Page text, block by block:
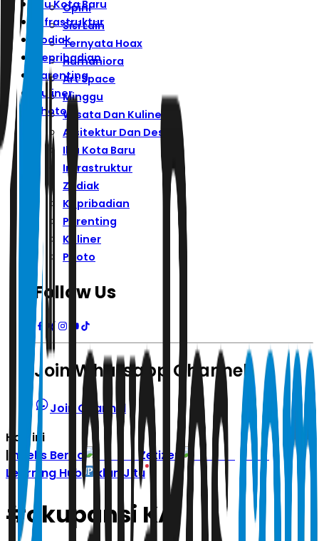
Ibu Kota Baru
Infrastruktur
Zodiak
Kepribadian
Parenting
Kuliner
Photo
Opini
Sisi Lain
Ternyata Hoax
Humaniora
Art Space
Minggu
Wisata Dan Kuliner
Arsitektur Dan Desain
Ibu Kota Baru
Infrastruktur
Zodiak
Kepribadian
Parenting
Kuliner
Photo
Follow Us
Join Whatsapp Channel
Join Channel
Hari ini
| Indeks Berita
Zetizen
Learning Hub
Iklan Jitu
#okupansi KA